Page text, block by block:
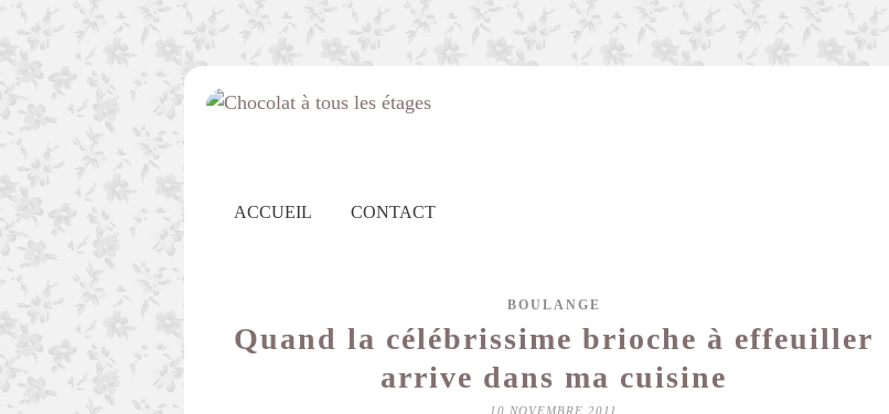
ACCUEIL CONTACT
BOULANGE
Quand la célébrissime brioche à effeuiller
arrive dans ma cuisine
10 NOVEMBRE 2011